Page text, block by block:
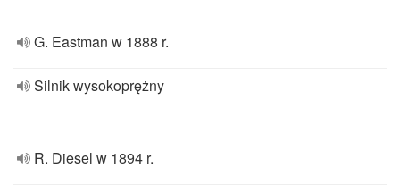
G. Eastman w 1888 r.
Silnik wysokoprężny
R. Diesel w 1894 r.